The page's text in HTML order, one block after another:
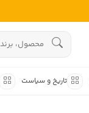
تاریخ و سیاست